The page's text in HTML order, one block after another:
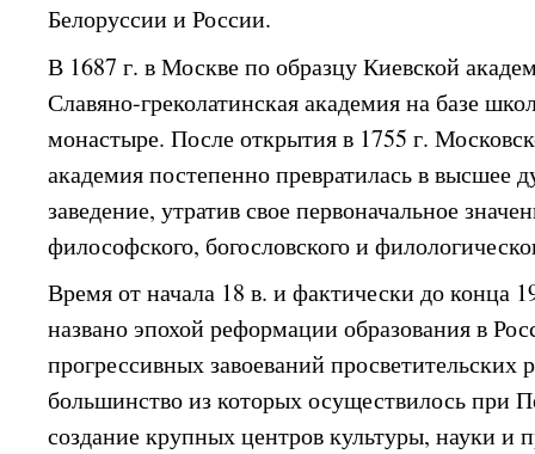
Белоруссии и России.
В 1687 г. в Москве по образцу Киевской
Славяно-греколатинская академия на базе
монастыре. После открытия в 1755 г.
академия постепенно превратилась в высшее
заведение, утратив свое первоначальное
философского, богословского и
Время от начала 18 в. и фактически до конца
названо эпохой реформации образования в
прогрессивных завоеваний просветительских
большинство из которых осуществилось при
создание крупных центров культуры, науки